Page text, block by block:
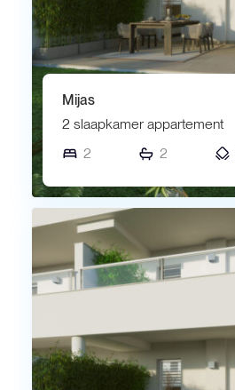
Mijas
2 slaapkamer appartement
2
2